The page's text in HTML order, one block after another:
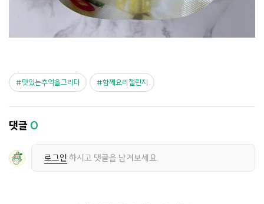
맛있는추억을그리다 함께요리챌린지
댓글 0
로그인 하시고 댓글을 남겨보세요.